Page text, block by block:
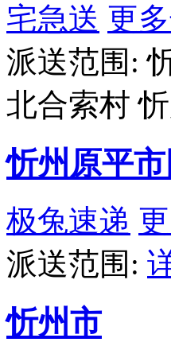
宅急送 更
派送范围:
北合索村
忻州原平
极兔速递
派送范围:
忻州市